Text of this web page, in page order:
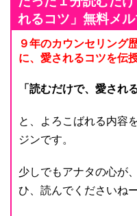
れるコツ」無料メ
９年のカウンセリング
に、愛されるコツを伝授
「読むだけで、愛され
と、よろこばれる内容
ジンです。
少しでもアナタの心が
ひ、読んでくださいね